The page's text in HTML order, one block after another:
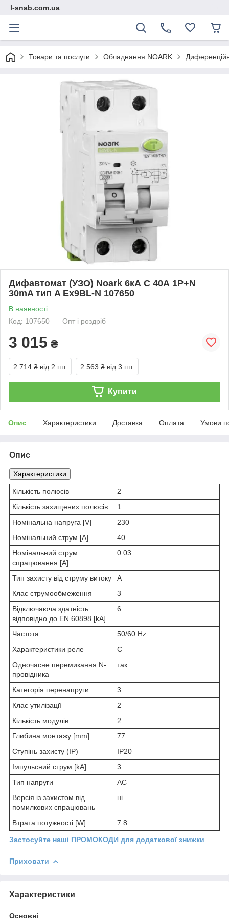
l-snab.com.ua
Товари та послуги Обладнання NOARK
Дифавтомат (УЗО) Noark 6кА C 40А 1P+N
30mA тип A Ex9BL-N 107650
В наявності
Код: 107650
Опт і роздріб
3 015 ₴
2 714 ₴ від 2 шт. 2 563 ₴ від 3 шт.
Купити
Опис Характеристики Доставка Оплата Умови
Опис
Характеристики
Кількість полюсів
2
Кількість захищених полюсів
1
Номінальна напруга [V]
230
Номінальний струм [A]
40
Номінальний струм
спрацювання [A]
0.03
Тип захисту від струму витоку
A
Клас струмообмеження
3
Відключаюча здатність
відповідно до EN 60898 [kA]
6
Частота
50/60 Hz
Характеристики реле
C
Одночасне перемикання N-
провідника
так
Категорія перенапруги
3
Клас утилізації
2
Кількість модулів
2
Глибина монтажу [mm]
77
Ступінь захисту (IP)
IP20
Імпульсний струм [kA]
3
Тип напруги
AC
Версія із захистом від
помилкових спрацювань
ні
Втрата потужності [W] 7.8
Застосуйте наші ПРОМОКОДИ для додаткової знижки
Приховати
Характеристики
Основні